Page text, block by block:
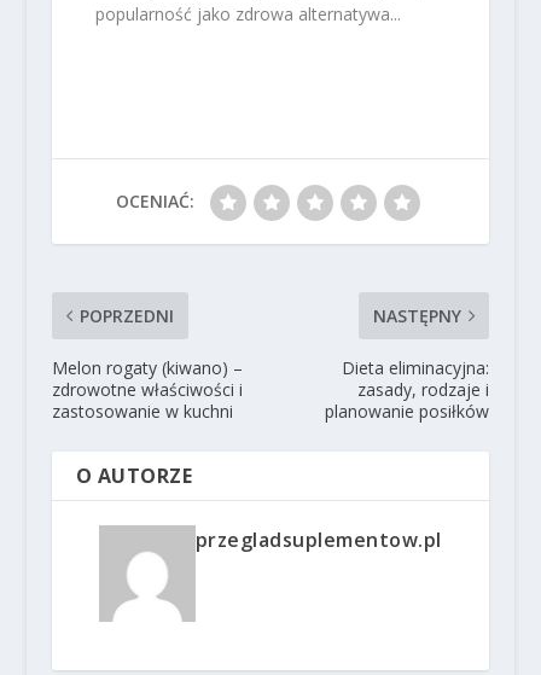
popularność jako zdrowa alternatywa...
OCENIAĆ:
POPRZEDNI
Melon rogaty (kiwano) –
zdrowotne właściwości i
zastosowanie w kuchni
NASTĘPNY
Dieta eliminacyjna:
zasady, rodzaje i
planowanie posiłków
O AUTORZE
przegladsuplementow.pl